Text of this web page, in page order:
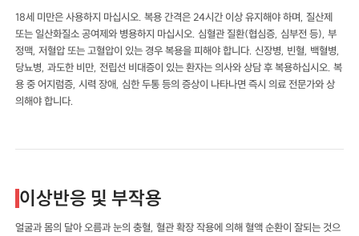
18세 미만은 사용하지 마십시오. 복용 간격은 24시간 이상 유지해야 하며, 질산제
또는 일산화질소 공여제와 병용하지 마십시오. 심혈관 질환(협심증, 심부전 등), 부
정맥, 저혈압 또는 고혈압이 있는 경우 복용을 피해야 합니다. 신장병, 빈혈, 백혈병,
당뇨병, 과도한 비만, 전립선 비대증이 있는 환자는 의사와 상담 후 복용하십시오. 복
용 중 어지럼증, 시력 장애, 심한 두통 등의 증상이 나타나면 즉시 의료 전문가와 상
의해야 합니다.
이상반응 및 부작용
얼굴과 몸의 달아 오름과 눈의 충혈, 혈관 확장 작용에 의해 혈액 순환이 잘되는 것으